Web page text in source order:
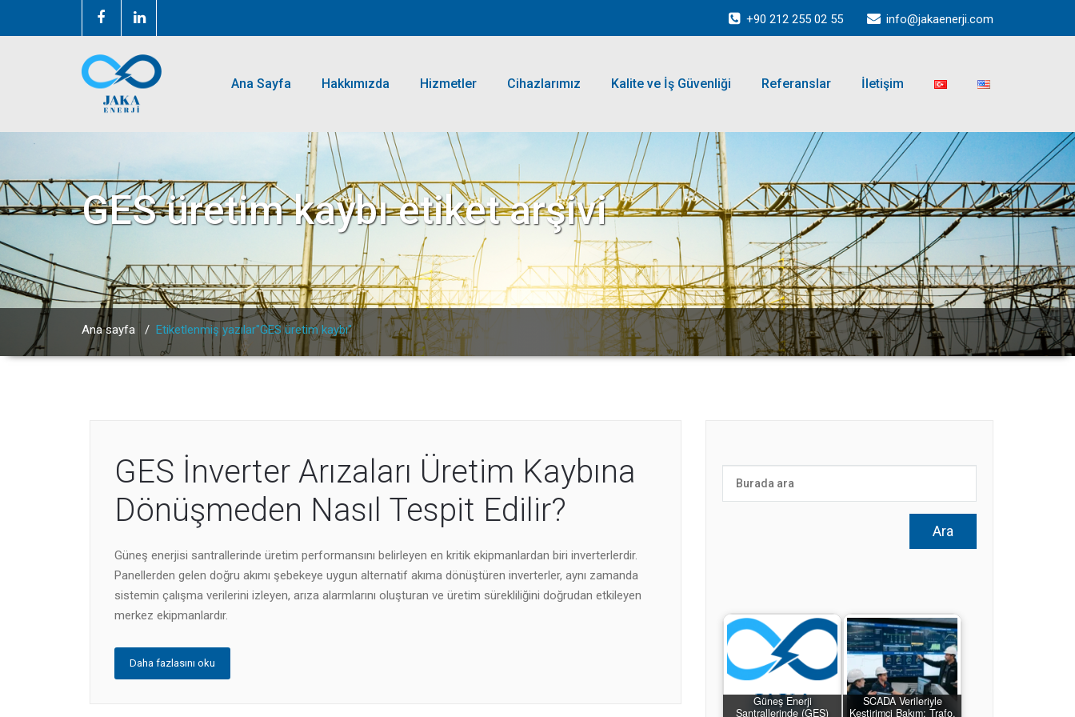
+90 212 255 02 55 info@jakaenerji.com
Ana Sayfa Hakkımızda Hizmetler Cihazlarımız Kalite ve İş Güvenliği Referanslar İletişim
GES üretim kaybıetiket arşivi
Ana sayfa / Etiketlenmiş yazılar"GES üretim kaybı"
GES İnverter Arızaları Üretim Kaybına
Dönüşmeden Nasıl Tespit Edilir?
Güneş enerjisi santrallerinde üretim performansını belirleyen en kritik ekipmanlardan biri inverterlerdir.
Panellerden gelen doğru akımı şebekeye uygun alternatif akıma dönüştüren inverterler, aynı zamanda
sistemin çalışma verilerini izleyen, arıza alarmlarını oluşturan ve üretim sürekliliğini doğrudan etkileyen
merkez ekipmanlardır.
Daha fazlasını oku
Güneş Enerji
Santrallerinde (GES)
SCADA Verileriyle
Kestirimci Bakım: Trafo,